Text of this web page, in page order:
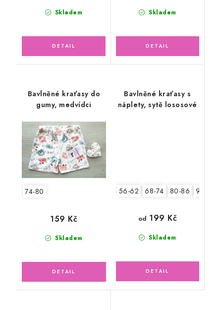
Skladem Skladem
Bavlněné kraťasy do
gumy, medvídci
74-80
Skladem
159 Kč
Bavlněné kraťasy s
náplety, sytě lososové
56-62 68-74 80-86 92-98
Skladem
od 199 Kč